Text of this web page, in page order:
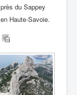
près du Sappey
en Haute-Savoie.